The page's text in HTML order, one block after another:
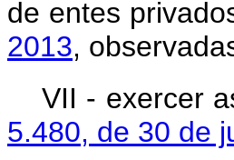
de entes
2013,
VII - exercer
5.480, de 30 de